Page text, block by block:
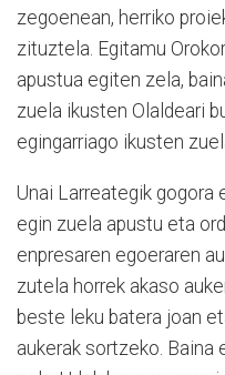
zegoenean, herriko
zituztela. Egitamu
apustua egiten zela,
zuela ikusten Olaldeari
egingarriago ikusten
Unai Larreategik gogora
egin zuela apustu eta
enpresaren egoeraren
zutela horrek akaso
beste leku batera joan
aukerak sortzeko.